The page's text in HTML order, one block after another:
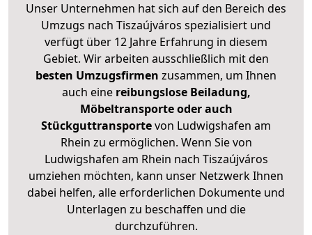
Unser Unternehmen hat sich auf den Bereich des
Umzugs nach Tiszaújváros spezialisiert und
verfügt über 12 Jahre Erfahrung in diesem
Gebiet. Wir arbeiten ausschließlich mit den
besten Umzugsfirmen zusammen, um Ihnen
auch eine reibungslose Beiladung,
Möbeltransporte oder auch
Stückguttransportevon Ludwigshafen am
Rhein zu ermöglichen. Wenn Sie von
Ludwigshafen am Rhein nach Tiszaújváros
umziehen möchten, kann unser Netzwerk Ihnen
dabei helfen, alle erforderlichen Dokumente und
Unterlagen zu beschaffen und die
durchzuführen.